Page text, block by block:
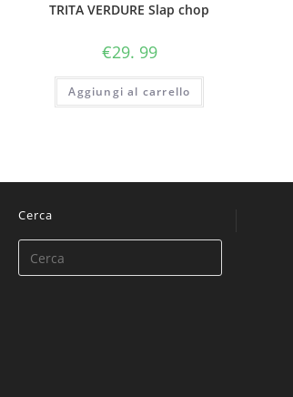
TRITA VERDURE Slap chop
€29. 99
Aggiungi al carrello
Cerca